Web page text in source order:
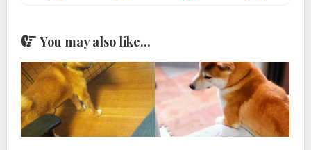
You may also like...